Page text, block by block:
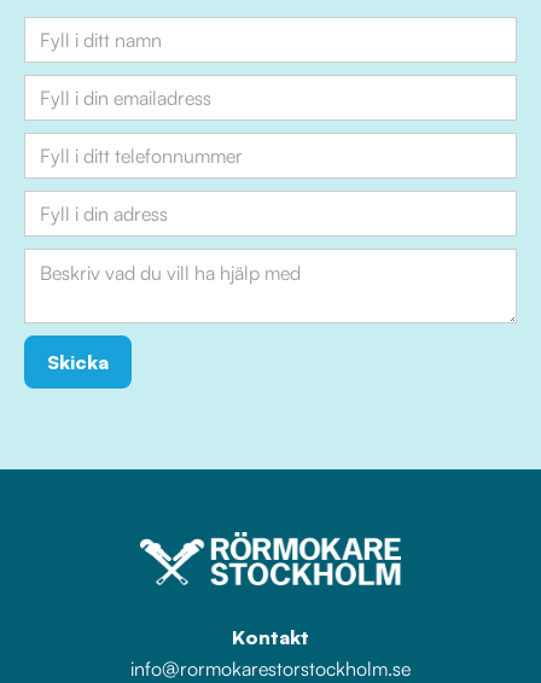
Kontakt
info@rormokarestorstockholm.se